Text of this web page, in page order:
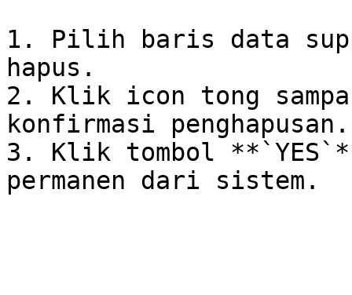
1. Pilih baris data
hapus.
2. Klik icon tong
konfirmasi penghapusan.
3. Klik tombol